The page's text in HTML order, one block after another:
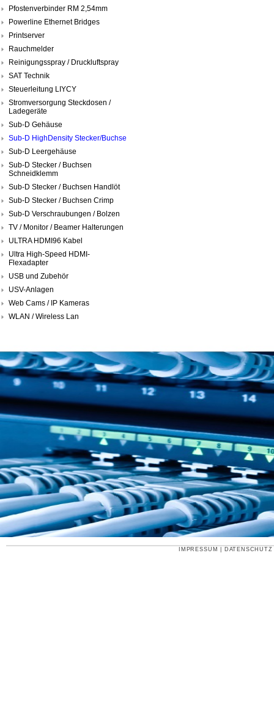
Pfostenverbinder RM 2,54mm
Powerline Ethernet Bridges
Printserver
Rauchmelder
Reinigungsspray / Druckluftspray
SAT Technik
Steuerleitung LIYCY
Stromversorgung Steckdosen /
Ladegeräte
Sub-D Gehäuse
Sub-D HighDensity Stecker/Buchse
Sub-D Leergehäuse
Sub-D Stecker / Buchsen
Schneidklemm
Sub-D Stecker / Buchsen Handlöt
Sub-D Stecker / Buchsen Crimp
Sub-D Verschraubungen / Bolzen
TV / Monitor / Beamer Halterungen
ULTRA HDMI96 Kabel
Ultra High-Speed HDMI-
Flexadapter
USB und Zubehör
USV-Anlagen
Web Cams / IP Kameras
WLAN / Wireless Lan
IMPRESSUM DATENSCHUTZ